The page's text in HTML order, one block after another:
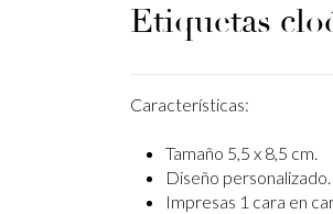
Etiquetas
Características:
Tamaño 5,5 x 8,5 cm.
Diseño personalizado.
Impresas 1 cara en